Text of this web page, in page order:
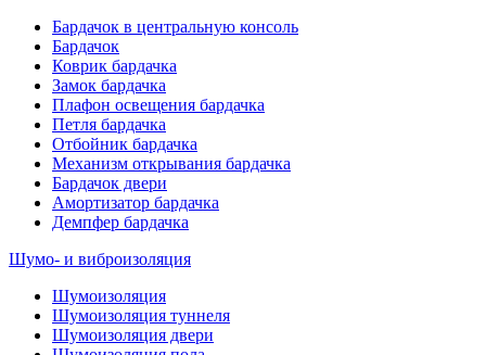
Бардачок в центральную консоль
Бардачок
Коврик бардачка
Замок бардачка
Плафон освещения бардачка
Петля бардачка
Отбойник бардачка
Механизм открывания бардачка
Бардачок двери
Амортизатор бардачка
Демпфер бардачка
Шумо- и виброизоляция
Шумоизоляция
Шумоизоляция туннеля
Шумоизоляция двери